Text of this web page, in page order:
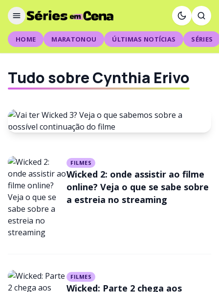
HOME MARATONOU ÚLTIMAS NOTÍCIAS SÉRIES
Tudo sobre Cynthia Erivo
Vai ter Wicked 3? Veja o que
sabemos sobre a possível
continuação do filme
FILMES
Wicked 2: onde assistir ao filme
online? Veja o que se sabe sobre
a estreia no streaming
FILMES
Wicked: Parte 2 chega aos